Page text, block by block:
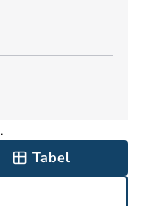
.
Tabel